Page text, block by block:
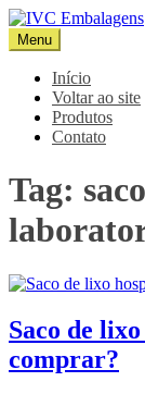
Pular
para
o
conteúdo
IVC Embalagens
Blog IVC
Menu
Início
Voltar ao site
Produtos
Contato
Tag:
Saco de
comprar?